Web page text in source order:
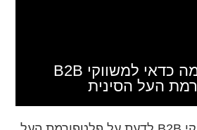
WeChat 101 – מה כדאי למשווקי B2B
העל הסינית